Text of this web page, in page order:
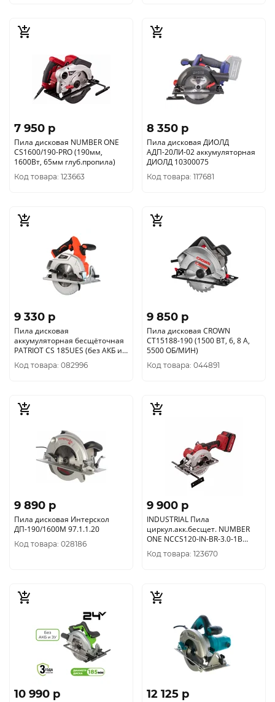
7 950 p
Пила дисковая NUMBER ONE
CS1600/190-PRO (190мм,
1600Вт, 65мм глуб.пропила)
Код товара: 123663
8 350 p
Пила дисковая ДИОЛД
АДП-20ЛИ-02 аккумуляторная
ДИОЛД 10300075
Код товара: 117681
9 330 p
Пила дисковая
аккумуляторная бесщёточная
PATRIOT CS 185UES (без АКБ и
З/У)
Код товара: 082996
9 850 p
Пила дисковая CROWN
CT15188-190 (1500 ВТ, 6, 8 А,
5500 ОБ/МИН)
Код товара: 044891
9 890 p
Пила дисковая Интерскол
ДП-190/1600М 97.1.1.20
Код товара: 028186
9 900 p
INDUSTRIAL Пила
циркул.акк.бесщет. NUMBER
ONE NCCS120-IN-BR-3.0-1B
(20V.3.0Ah, 1АКК, 1З/У, d125мм)
Код товара: 123670
10 990 p 12 125 p